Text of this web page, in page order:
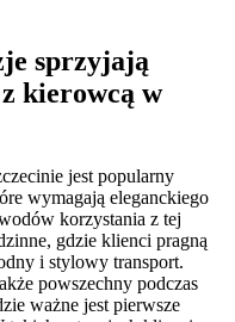
sprzyjają
kierowcą w
jest popularny
wymagają eleganckiego
korzystania z tej
gdzie klienci pragną
i stylowy transport.
powszechny podczas
ważne jest pierwsze